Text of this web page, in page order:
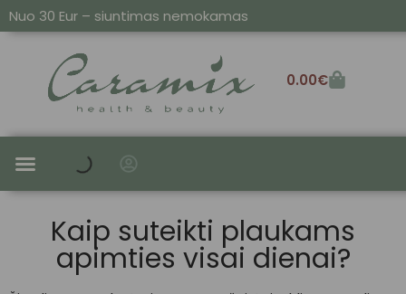
Nuo 30 Eur – siuntimas nemokamas
0.00€
Kaip suteikti plaukams
apimties visai dienai?